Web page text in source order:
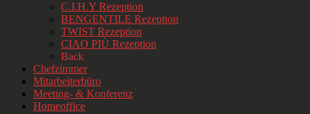
C.I.H.Y Rezeption
BENGENTILE Rezeption
TWIST Rezeption
CIAO PIÙ Rezeption
Back
Chefzimmer
Mitarbeiterbüro
Meeting- & Konferenz
Homeoffice